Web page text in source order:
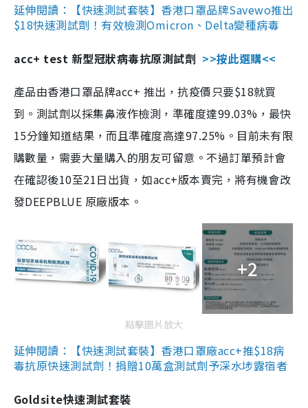
延伸閱讀：【快速測試套裝】香港口罩品牌Savewo推出
$18快速測試劑！有效檢測Omicron、Delta變種病毒
acc+ test 新型冠狀病毒抗原測試劑 >>按此選購<<
產品由香港口罩品牌acc+ 推出，抗疫價只要$18就買
到。測試劑以採集鼻液作檢測，準確度達99.03%，最快
15分鐘知道結果，而且準確度高達97.25%。目前未有限
購數量，需要大量購入的朋友可留意。不過訂單預計會
在確認後10至21日出貨，如acc+版本賣完，將有機會改
發DEEPBLUE 原廠版本。
+2
點擊圖片放大
延伸閱讀：【快速測試套裝】香港口罩廠acc+推$18病
毒抗原快速測試劑！捐贈10萬盒測試劑予深水埗露宿者
Goldsite快速測試套裝